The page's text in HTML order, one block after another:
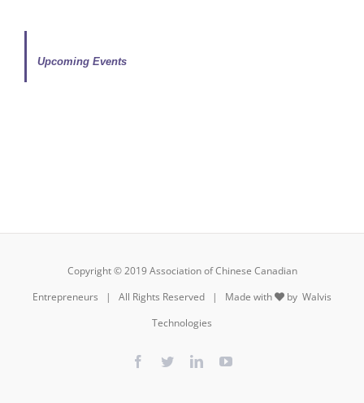
Upcoming Events
Copyright © 2019 Association of Chinese Canadian
Entrepreneurs | All Rights Reserved | Made with
by Walvis
Technologies
Facebook
TwitterLinkedInYouTube